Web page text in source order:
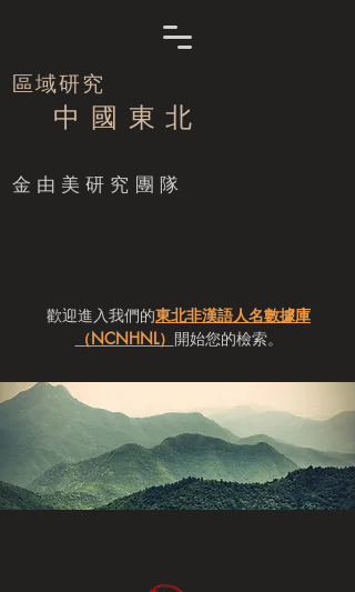
區域研究
中 國 東 北
​金由美研究團隊
歡迎進入我們的東北非漢語人名數據庫
（NCNHNL） 開始您的檢索。